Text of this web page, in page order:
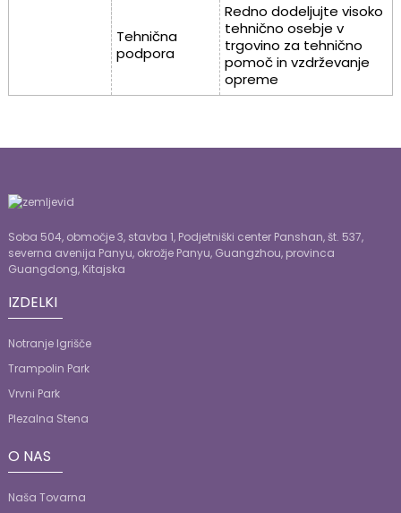
Tehnična
podpora
Redno dodeljujte visoko
tehnično osebje v
trgovino za tehnično
pomoč in vzdrževanje
opreme
Soba 504, območje 3, stavba 1, Podjetniški center Panshan, št. 537,
severna avenija Panyu, okrožje Panyu, Guangzhou, provinca
Guangdong, Kitajska
IZDELKI
Notranje Igrišče
Trampolin Park
Vrvni Park
Plezalna Stena
O NAS
Naša Tovarna